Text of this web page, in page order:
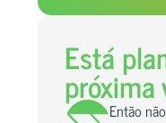
Está
próxima
Então